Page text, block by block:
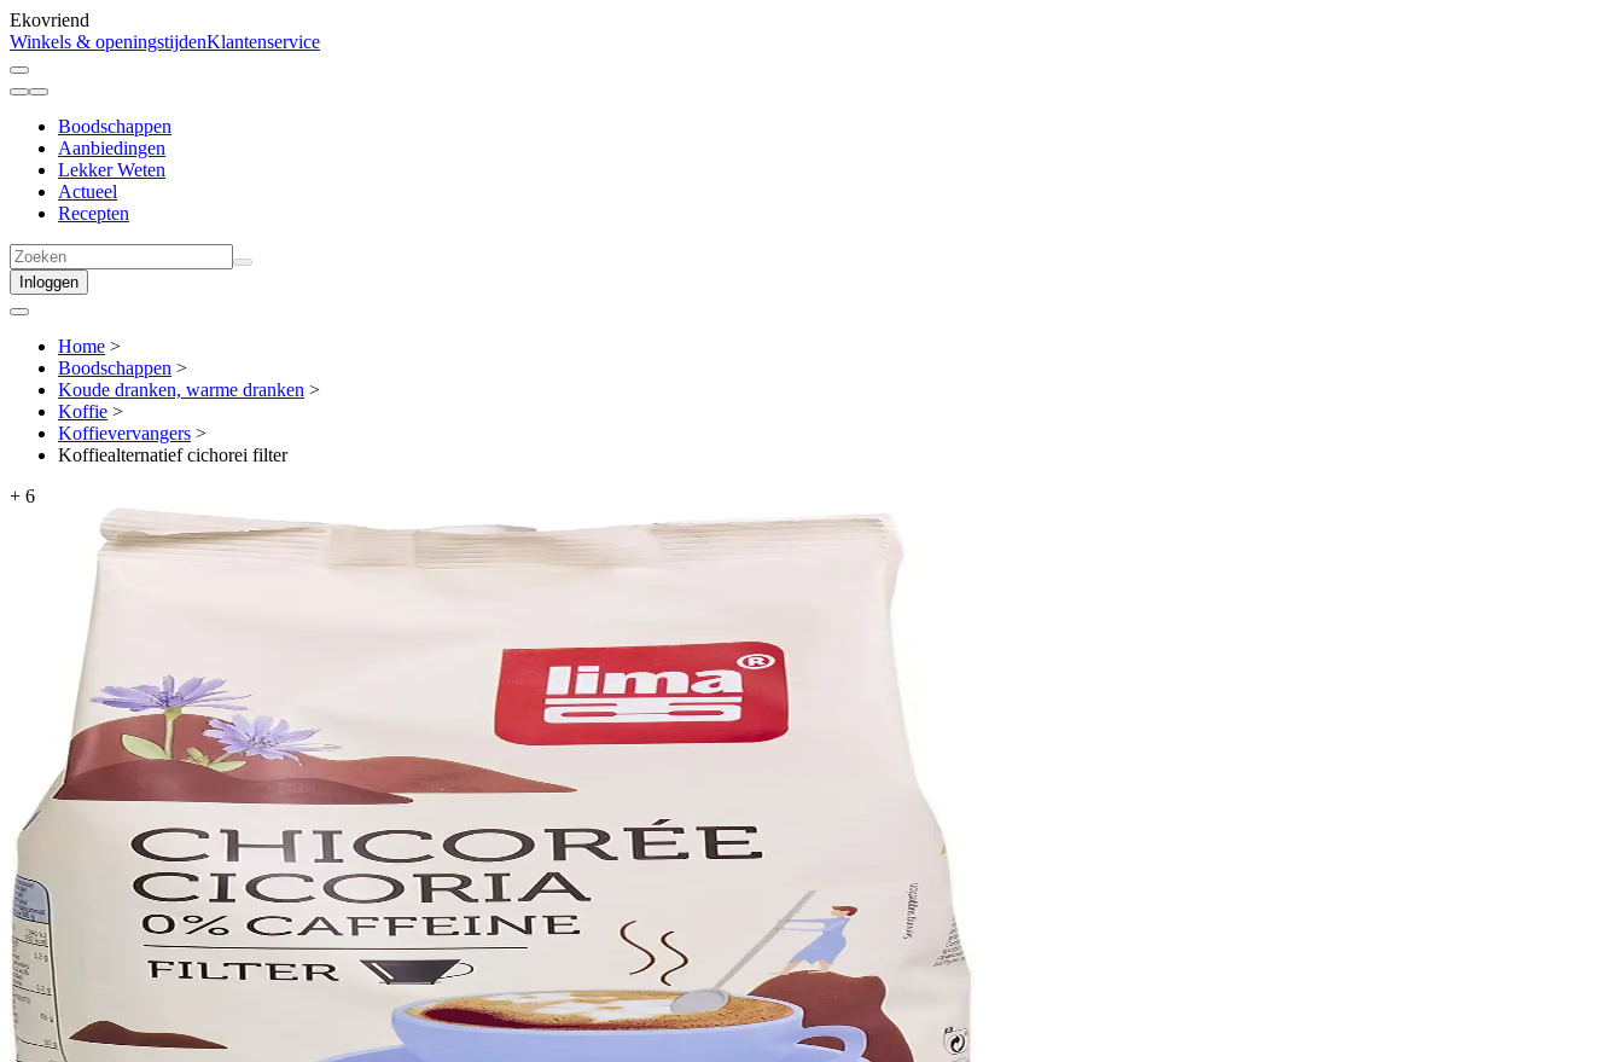
Ekovriend
Winkels & openingstijdenKlantenservice
Boodschappen
Aanbiedingen
Lekker Weten
Actueel
Recepten
Inloggen
Home >
Boodschappen >
Koude dranken, warme dranken >
Koffie >
Koffievervangers >
Koffiealternatief cichorei filter
+ 6